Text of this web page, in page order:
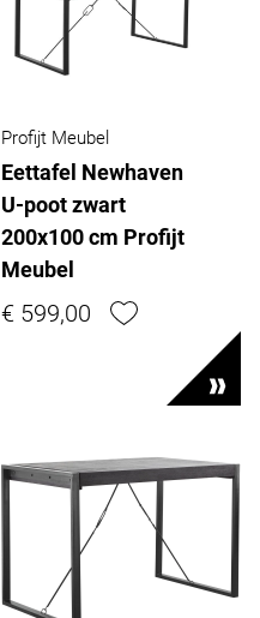
Profijt Meubel
Eettafel Newhaven
U-poot zwart
200x100 cm Profijt
Meubel
€ 599,00